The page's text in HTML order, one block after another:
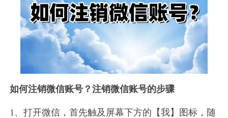
如何注销微信账号？注销微信账号的步骤
1、打开微信，首先触及屏幕下方的【我】图标，随